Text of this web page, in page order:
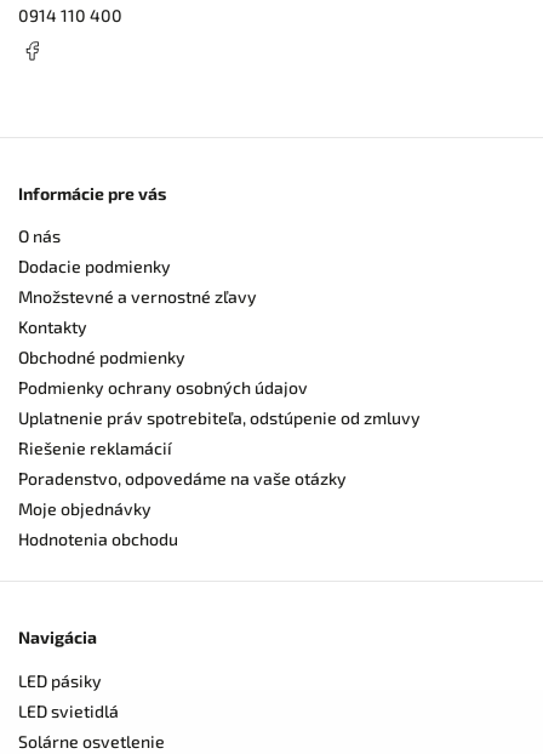
0914 110 400
Informácie pre vás
O nás
Dodacie podmienky
Množstevné a vernostné zľavy
Kontakty
Obchodné podmienky
Podmienky ochrany osobných údajov
Uplatnenie práv spotrebiteľa, odstúpenie od zmluvy
Riešenie reklamácií
Poradenstvo, odpovedáme na vaše otázky
Moje objednávky
Hodnotenia obchodu
Navigácia
LED pásiky
LED svietidlá
Solárne osvetlenie